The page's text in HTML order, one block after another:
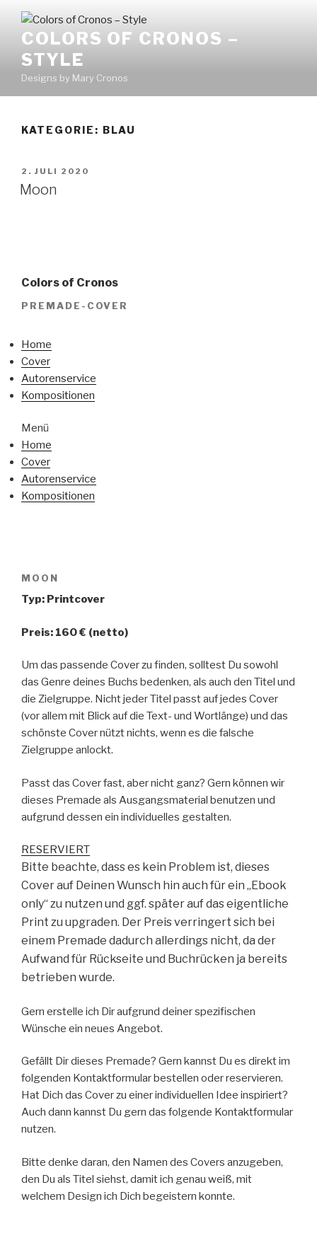
Inhalt
springen
COLORS OF CRONOS –
STYLE
Designs by Mary Cronos
KATEGORIE: BLAU
VERÖFFENTLICHT
AM
2. JULI 2020
Moon
Colors of Cronos
PREMADE-COVER
Home
Cover
Autorenservice
Kompositionen
Menü
Home
Cover
Autorenservice
Kompositionen
MOON
Typ: Printcover
Preis: 160 € (netto)
Um das passende Cover zu finden, solltest Du sowohl
das Genre deines Buchs bedenken, als auch den Titel und
die Zielgruppe. Nicht jeder Titel passt auf jedes Cover
(vor allem mit Blick auf die Text- und Wortlänge) und das
schönste Cover nützt nichts, wenn es die falsche
Zielgruppe anlockt.
Passt das Cover fast, aber nicht ganz? Gern können wir
dieses Premade als Ausgangsmaterial benutzen und
aufgrund dessen ein individuelles gestalten.
RESERVIERT
Bitte beachte, dass es kein Problem ist, dieses
Cover auf Deinen Wunsch hin auch für ein „Ebook
only“ zu nutzen und ggf. später auf das eigentliche
Print zu upgraden. Der Preis verringert sich bei
einem Premade dadurch allerdings nicht, da der
Aufwand für Rückseite und Buchrücken ja bereits
betrieben wurde.
Gern erstelle ich Dir aufgrund deiner spezifischen
Wünsche ein neues Angebot.
Gefällt Dir dieses Premade? Gern kannst Du es direkt im
folgenden Kontaktformular bestellen oder reservieren.
Hat Dich das Cover zu einer individuellen Idee inspiriert?
Auch dann kannst Du gern das folgende Kontaktformular
nutzen.
Bitte denke daran, den Namen des Covers anzugeben,
den Du als Titel siehst, damit ich genau weiß, mit
welchem Design ich Dich begeistern konnte.